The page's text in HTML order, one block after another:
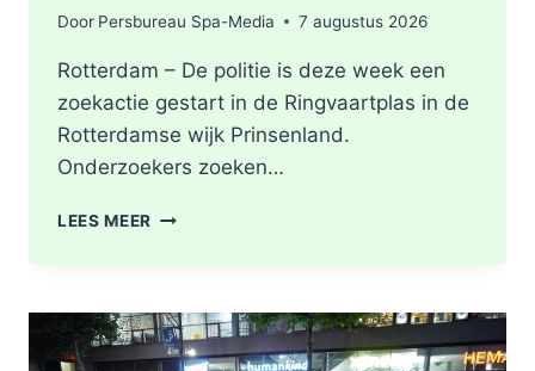
Door Persbureau Spa-Media 7 augustus 2026
Rotterdam – De politie is deze week een
zoekactie gestart in de Ringvaartplas in de
Rotterdamse wijk Prinsenland.
Onderzoekers zoeken…
LEES MEER POLITIE
VUURWAPEN
UIT
MOORDONDERZOEK